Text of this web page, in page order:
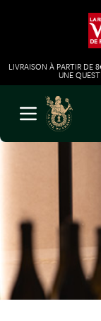
LIVRAISON À PARTIR DE
UNE
Aller au contenu
Ouvrir le menu